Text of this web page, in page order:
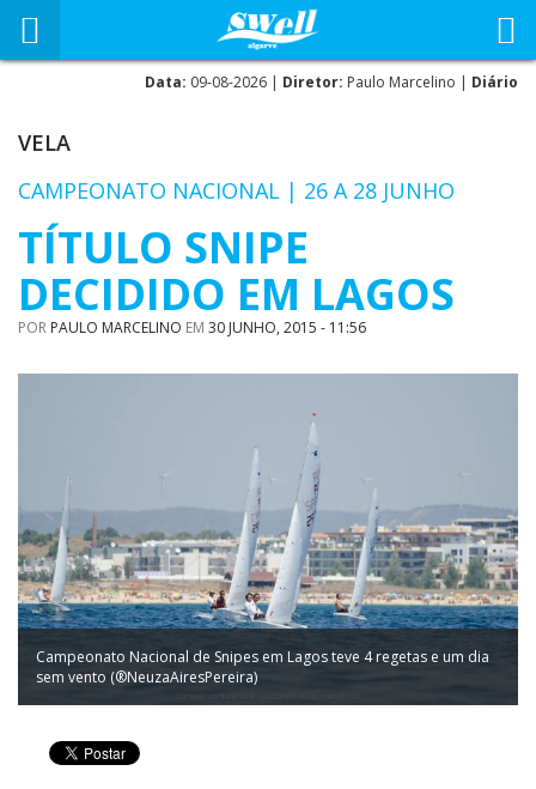
Data: 09-08-2026 | Diretor: Paulo Marcelino | Diário
VELA
CAMPEONATO NACIONAL | 26 A 28 JUNHO
TÍTULO SNIPE
DECIDIDO EM LAGOS
POR PAULO MARCELINO EM 30 JUNHO, 2015 - 11:56
Campeonato Nacional de Snipes em Lagos teve 4 regetas e um dia
sem vento (®NeuzaAiresPereira)